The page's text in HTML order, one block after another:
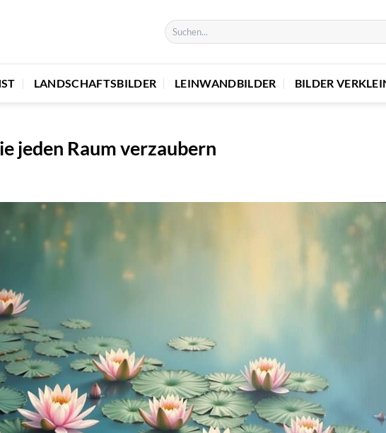
LANDSCHAFTSBILDER LEINWANDBILDER BILDER
jeden Raum verzaubern